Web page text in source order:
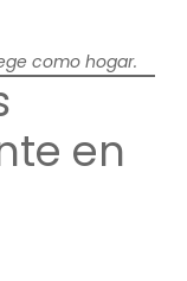
como hogar.
en